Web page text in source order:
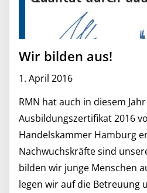
Wir bilden aus!
1. April 2016
RMN hat auch in diesem
Ausbildungszertifikat 2016
Handelskammer Hamburg
Nachwuchskräfte sind
bilden wir junge Menschen
legen wir auf die Betreuung